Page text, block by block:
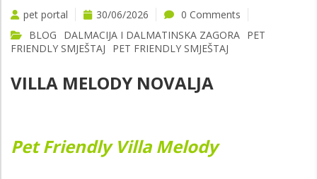
pet portal 30/06/2026
0 Comments
BLOG
DALMACIJA I DALMATINSKA ZAGORA PET
FRIENDLY SMJEŠTAJ
PET FRIENDLY SMJEŠTAJ
VILLA MELODY NOVALJA
Pet Friendly Villa Melody